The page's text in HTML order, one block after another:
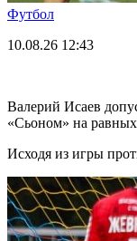
Футбол
10.08.26 12:43
Валерий Исаев
«Сьоном» на равных
Исходя из игры